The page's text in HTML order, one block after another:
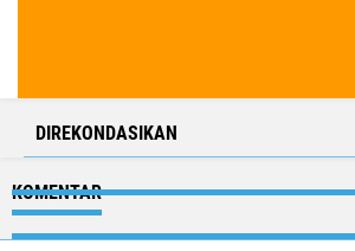
DIREKONDASIKAN
KOMENTAR